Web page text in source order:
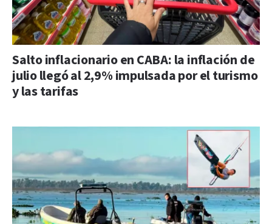
Salto inflacionario en CABA: la inflación de
julio llegó al 2,9% impulsada por el turismo
y las tarifas